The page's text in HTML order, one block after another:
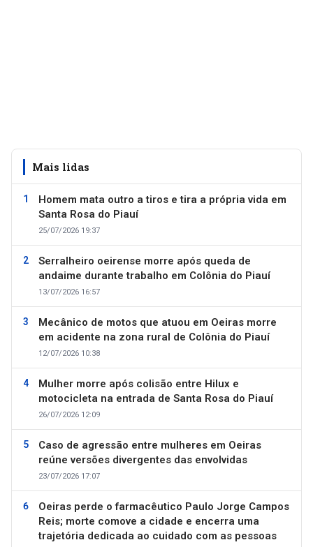
Mais lidas
Homem mata outro a tiros e tira a própria vida em
Santa Rosa do Piauí
25/07/2026 19:37
Serralheiro oeirense morre após queda de
andaime durante trabalho em Colônia do Piauí
13/07/2026 16:57
Mecânico de motos que atuou em Oeiras morre
em acidente na zona rural de Colônia do Piauí
12/07/2026 10:38
Mulher morre após colisão entre Hilux e
motocicleta na entrada de Santa Rosa do Piauí
26/07/2026 12:09
Caso de agressão entre mulheres em Oeiras
reúne versões divergentes das envolvidas
23/07/2026 17:07
Oeiras perde o farmacêutico Paulo Jorge Campos
Reis; morte comove a cidade e encerra uma
trajetória dedicada ao cuidado com as pessoas